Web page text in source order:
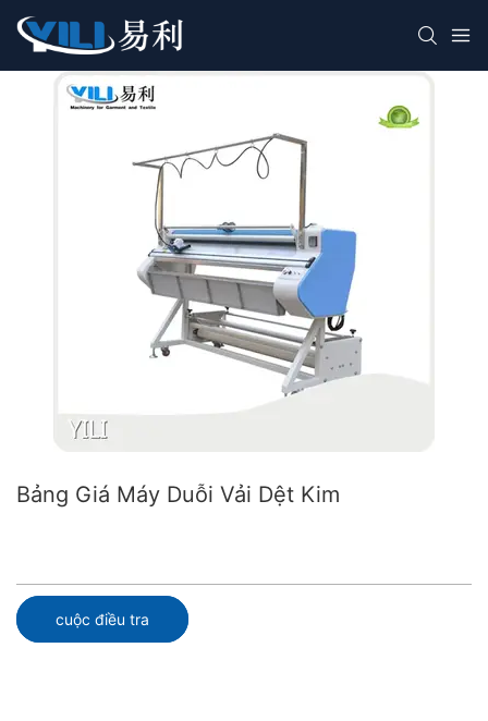
Bảng Giá Máy Duỗi Vải Dệt Kim
cuộc điều tra